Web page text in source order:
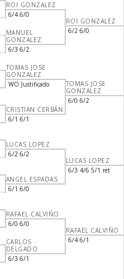
ROI GONZALEZ
6/4 6/0
MANUEL
GONZALEZ
6/3 6/2
TOMAS JOSE
GONZALEZ
WO Justificado
CRISTIAN CERBÁN
6/1 6/1
LUCAS LOPEZ
6/2 6/2
ANGEL ESPADAS
6/1 6/0
RAFAEL CALVIÑO
6/0 6/0
CARLOS
DELGADO
6/3 6/1
ROI GONZALEZ
6/2 6/0
TOMAS JOSE
GONZALEZ
6/0 6/2
LUCAS LOPEZ
6/3 4/6 5/1 ret
RAFAEL CALVIÑO
6/4 6/1